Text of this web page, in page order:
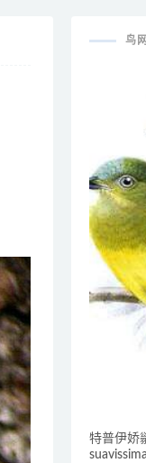
鸟
特普伊娇
suavissima